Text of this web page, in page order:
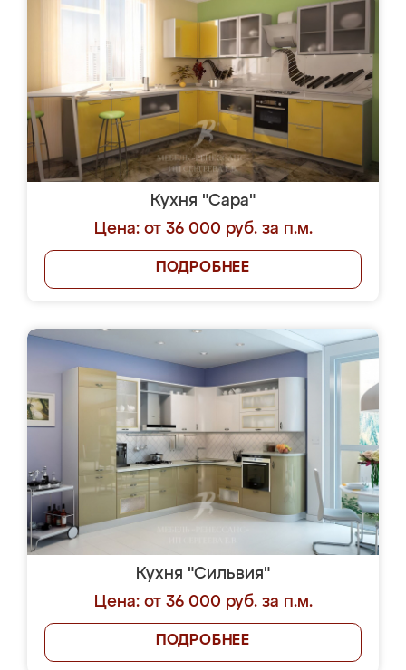
Кухня "Сара"
Цена: от 36 000 руб. за п.м.
ПОДРОБНЕЕ
Кухня "Сильвия"
Цена: от 36 000 руб. за п.м.
ПОДРОБНЕЕ